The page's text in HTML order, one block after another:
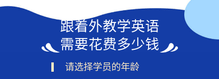
跟着外教学英语
需要花费多少钱
请选择学员的年龄